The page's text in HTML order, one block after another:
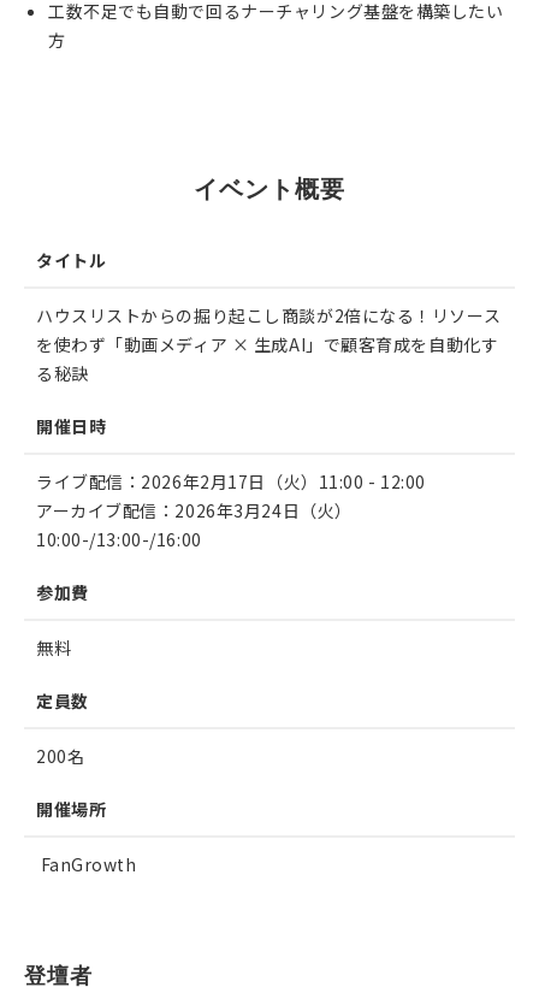
工数不足でも自動で回るナーチャリング基盤を構築したい
方
イベント概要
タイトル
ハウスリストからの掘り起こし商談が2倍になる！リソース
を使わず「動画メディア × 生成AI」で顧客育成を自動化す
る秘訣
開催日時
ライブ配信：2026年2月17日（火）11:00 - 12:00
アーカイブ配信：2026年3月24日（火）
10:00-/13:00-/16:00
参加費
無料
定員数
200名
開催場所
FanGrowth
登壇者